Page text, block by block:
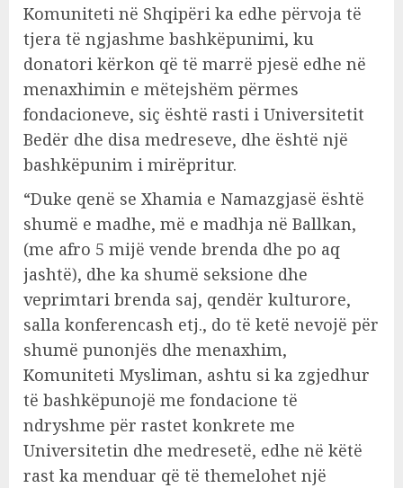
Komuniteti në Shqipëri ka edhe përvoja të
tjera të ngjashme bashkëpunimi, ku
donatori kërkon që të marrë pjesë edhe në
menaxhimin e mëtejshëm përmes
fondacioneve, siç është rasti i Universitetit
Bedër dhe disa medreseve, dhe është një
bashkëpunim i mirëpritur.
“Duke qenë se Xhamia e Namazgjasë është
shumë e madhe, më e madhja në Ballkan,
(me afro 5 mijë vende brenda dhe po aq
jashtë), dhe ka shumë seksione dhe
veprimtari brenda saj, qendër kulturore,
salla konferencash etj., do të ketë nevojë për
shumë punonjës dhe menaxhim,
Komuniteti Mysliman, ashtu si ka zgjedhur
të bashkëpunojë me fondacione të
ndryshme për rastet konkrete me
Universitetin dhe medresetë, edhe në këtë
rast ka menduar që të themelohet një